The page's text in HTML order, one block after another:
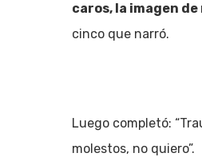
caros, la imagen
cinco que narró.
Luego completó:
molestos, no quiero”.